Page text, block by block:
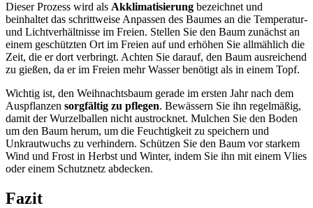
Dieser Prozess wird als Akklimatisierung bezeichnet und
beinhaltet das schrittweise Anpassen des Baumes an die Temperatur-
und Lichtverhältnisse im Freien. Stellen Sie den Baum zunächst an
einem geschützten Ort im Freien auf und erhöhen Sie allmählich die
Zeit, die er dort verbringt. Achten Sie darauf, den Baum ausreichend
zu gießen, da er im Freien mehr Wasser benötigt als in einem Topf.
Wichtig ist, den Weihnachtsbaum gerade im ersten Jahr nach dem
Auspflanzen sorgfältig zu pflegen. Bewässern Sie ihn regelmäßig,
damit der Wurzelballen nicht austrocknet. Mulchen Sie den Boden
um den Baum herum, um die Feuchtigkeit zu speichern und
Unkrautwuchs zu verhindern. Schützen Sie den Baum vor starkem
Wind und Frost in Herbst und Winter, indem Sie ihn mit einem Vlies
oder einem Schutznetz abdecken.
Fazit